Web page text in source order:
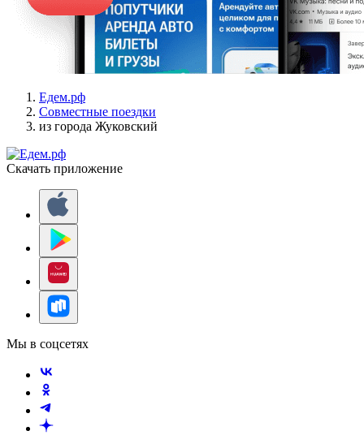
Едем.рф
Совместные поездки
из города Жуковский
Скачать приложение
Мы в соцсетях